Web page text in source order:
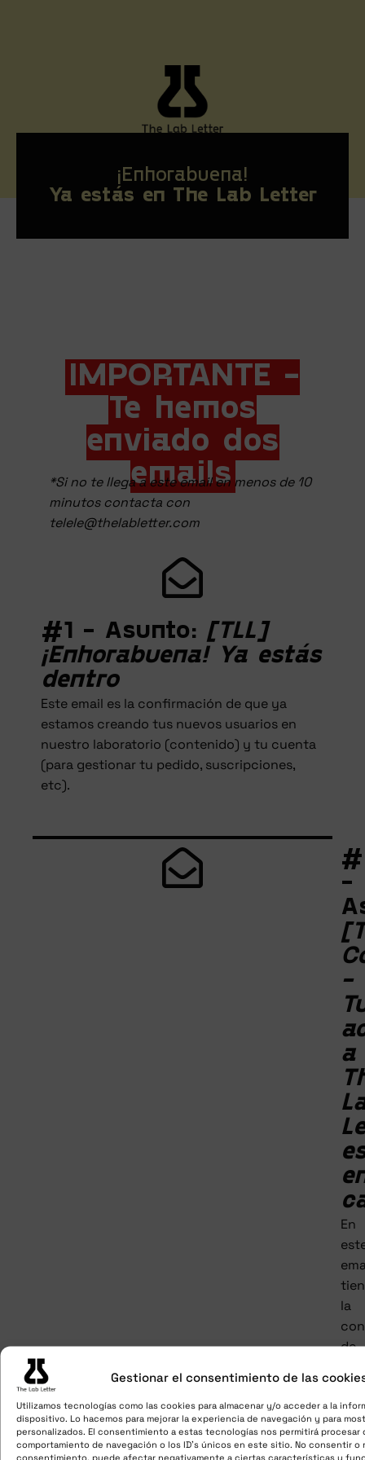
Gestionar el consentimiento de las
Utilizamos tecnologías como las cookies para almacenar y/o acceder a la
dispositivo. Lo hacemos para mejorar la experiencia de navegación y para
personalizados. El consentimiento a estas tecnologías nos permitirá procesar
comportamiento de navegación o los ID's únicos en este sitio. No consentir o
consentimiento, puede afectar negativamente a ciertas características y
¡Enhorabuena!
Ya estás en The Lab Letter
IMPORTANTE -
Te hemos
enviado dos
emails
*Si no te llega a este email en menos de 10
minutos contacta con
telele@thelabletter.com
#1 - Asunto: [TLL]
¡Enhorabuena! Ya estás
dentro
Este email es la confirmación de que ya
estamos creando tus nuevos usuarios en
nuestro laboratorio (contenido) y tu cuenta
(para gestionar tu pedido, suscripciones,
etc).
-
-
a
En
la
de
tu